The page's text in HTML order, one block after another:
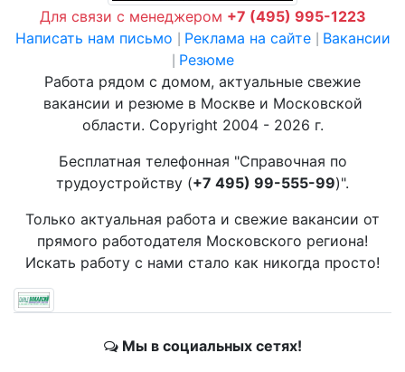
Для связи с менеджером +7 (495) 995-1223
Написать нам письмо
Реклама на сайте Вакансии
Резюме
Работа рядом с домом, актуальные свежие
вакансии и резюме в Москве и Московской
области. Copyright 2004 - 2026 г.
Бесплатная телефонная "Справочная по
трудоустройству (+7 495) 99-555-99)".
Только актуальная работа и свежие вакансии от
прямого работодателя Московского региона!
Искать работу с нами стало как никогда просто!
Мы в социальных сетях!